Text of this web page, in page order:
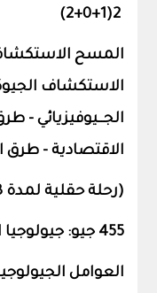
2(1+0+
2
)
المسح
الاستكشاف
الجــيوفيزيائي -
الاقتصادية - طرق
(رحلة حقلية لمدة 3 ايام)
455 جيو: جيولوجيا المياه 3(2+0+
العوامل